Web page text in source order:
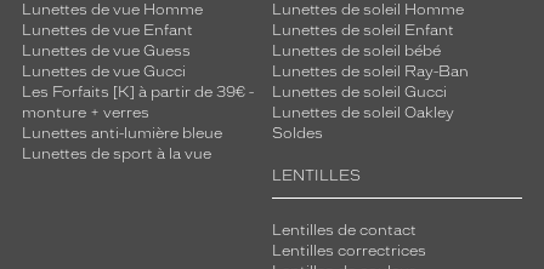
Lunettes de vue Homme
Lunettes de vue Enfant
Lunettes de vue Guess
Lunettes de vue Gucci
Les Forfaits [K] à partir de 39€ -
monture + verres
Lunettes anti-lumière bleue
Lunettes de sport à la vue
Lunettes de soleil Homme
Lunettes de soleil Enfant
Lunettes de soleil bébé
Lunettes de soleil Ray-Ban
Lunettes de soleil Gucci
Lunettes de soleil Oakley
Soldes
LENTILLES
Lentilles de contact
Lentilles correctrices